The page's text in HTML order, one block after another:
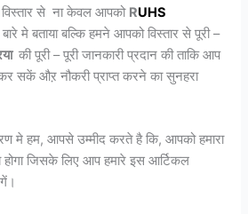
से ना केवल आपको RUHS
मे बताया बल्कि हमने आपको विस्तार से पूरी –
की पूरी – पूरी जानकारी प्रदान की ताकि आप
सकें औऱ नौकरी प्राप्त करने का सुनहरा
मे हम, आपसे उम्मीद करते है कि, आपको हमारा
जिसके लिए आप हमारे इस आर्टिकल